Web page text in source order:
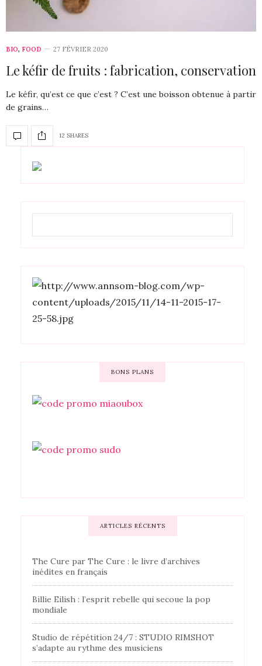
BIO, FOOD 27 FÉVRIER 2020
Le kéfir de fruits : fabrication, conservation
Le kéfir, qu’est ce que c’est ? C’est une boisson obtenue à partir
de grains…
12 SHARES
BONS PLANS
ARTICLES RÉCENTS
The Cure par The Cure : le livre d’archives
inédites en français
Billie Eilish : l’esprit rebelle qui secoue la pop
mondiale
Studio de répétition 24/7 : STUDIO RIMSHOT
s’adapte au rythme des musiciens